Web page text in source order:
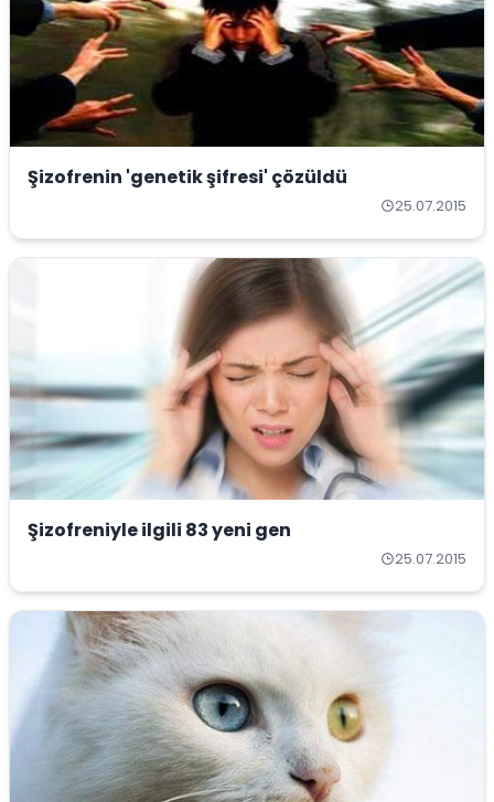
Şizofrenin 'genetik şifresi' çözüldü
25.07.2015
Şizofreniyle ilgili 83 yeni gen
25.07.2015